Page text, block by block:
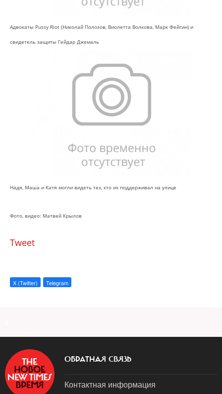
Адвокаты Pussy Riot (Николай Полозов, Виолетта Волкова, Марк Фейгин) и
свидетель защиты Гейдар Джемаль
Надя, Маша и Катя могли видеть тех, кто их поддерживал на улице
Фото, видео: Матвей Крылов
Tweet
X (Twitter) Telegram
ОБРАТНАЯ СВЯЗЬ
Контактная информация